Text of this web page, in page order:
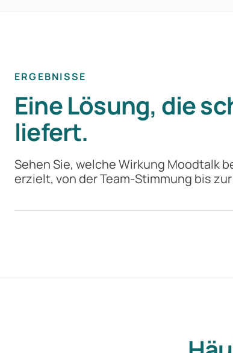
ERGEBNISSE
Eine Lösung, die
liefert.
Sehen Sie, welche Wirkung Moodtalk
erzielt, von der Team-Stimmung bis
+20 %
bessere Team-Stimmung
9
früher